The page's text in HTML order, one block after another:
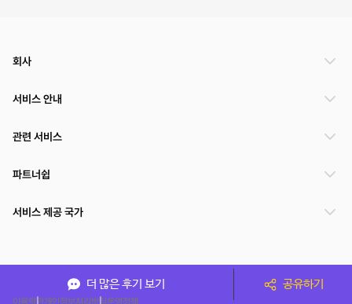
더 많은 후기 보기 공유하기
회사
서비스 안내
관련 서비스
파트너쉽
서비스 제공 국가
이용약관개인정보처리방침운영정책